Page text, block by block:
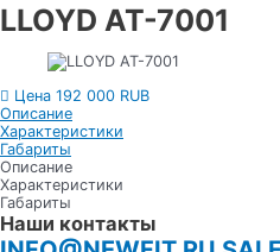
LLOYD AT-7001
Цена 192 000 RUB
Описание
Характеристики
Габариты
Описание
Характеристики
Габариты
Наши контакты